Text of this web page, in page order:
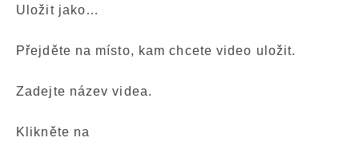
Uložit jako…
Přejděte na místo, kam chcete video uložit.
Zadejte název videa.
Klikněte na